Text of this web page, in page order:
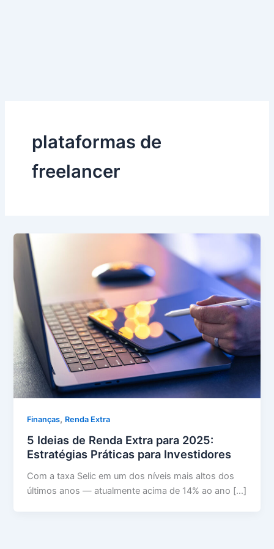
plataformas de
freelancer
Finanças, Renda Extra
5 Ideias de Renda Extra para 2025:
Estratégias Práticas para Investidores
Com a taxa Selic em um dos níveis mais altos dos
últimos anos — atualmente acima de 14% ao ano […]